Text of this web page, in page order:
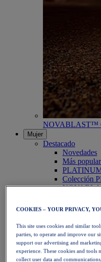
NOVABLAST™
Mujer
Destacado
Novedades
Más popular
Colección
Running
Trail
Tenis
Voleibol
Balonmano
Pádel
Netball
COOKIES – YOUR PRIVACY,
This site uses cookies and similar
parties, to operate and improve our
support our advertising and
experience. These cookies and tools
collect user data and